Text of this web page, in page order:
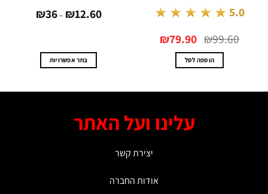
★★★★★
₪99.60 המקורי
היה:
₪99.60.
₪79.90 הנוכחי
הוא:
₪79.90.
הוספה לסל
₪12.60
–
₪36 מחירים:
בחר אפשרויות
סוגים. עלינו ועל האתר
יצירת קשר
אודות החברה